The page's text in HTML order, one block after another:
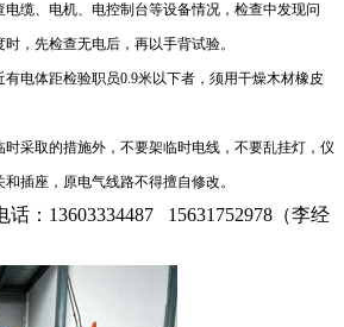
缆、电机、电控制台等设备情况，检查中发现问
，先检查无电后，再以手背试验。
电体距检验职员0.9米以下者，须用干燥木材橡皮
采取的措施外，不要架临时电线，不要乱挂灯，仪
插座，原电气线路不得擅自修改。
：13603334487 15631752978（李经